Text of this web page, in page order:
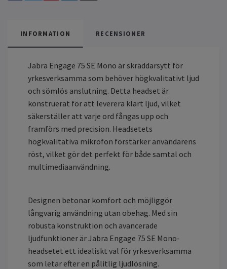
INFORMATION RECENSIONER
Jabra Engage 75 SE Mono är skräddarsytt för
yrkesverksamma som behöver högkvalitativt ljud
och sömlös anslutning. Detta headset är
konstruerat för att leverera klart ljud, vilket
säkerställer att varje ord fångas upp och
framförs med precision. Headsetets
högkvalitativa mikrofon förstärker användarens
röst, vilket gör det perfekt för både samtal och
multimediaanvändning.
Designen betonar komfort och möjliggör
långvarig användning utan obehag. Med sin
robusta konstruktion och avancerade
ljudfunktioner är Jabra Engage 75 SE Mono-
headsetet ett idealiskt val för yrkesverksamma
som letar efter en pålitlig ljudlösning.